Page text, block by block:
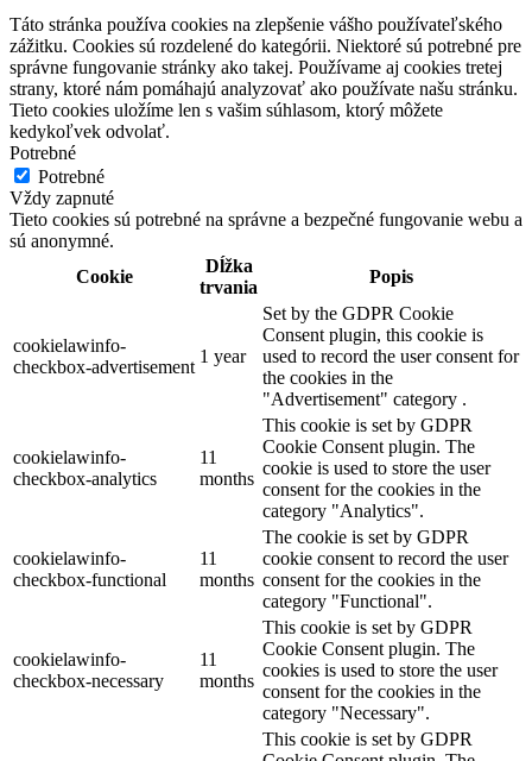
Táto stránka používa cookies na zlepšenie vášho používateľského
zážitku. Cookies sú rozdelené do kategórii. Niektoré sú potrebné pre
správne fungovanie stránky ako takej. Používame aj cookies tretej
strany, ktoré nám pomáhajú analyzovať ako používate našu stránku.
Tieto cookies uložíme len s vašim súhlasom, ktorý môžete
kedykoľvek odvolať.
Potrebné
Potrebné
Vždy zapnuté
Tieto cookies sú potrebné na správne a bezpečné fungovanie webu a
sú anonymné.
Cookie
Dĺžka
trvania
Popis
cookielawinfo-
checkbox-advertisement
1 year
Set by the GDPR Cookie
Consent plugin, this cookie is
used to record the user consent for
the cookies in the
"Advertisement" category .
cookielawinfo-
checkbox-analytics
11
months
This cookie is set by GDPR
Cookie Consent plugin. The
cookie is used to store the user
consent for the cookies in the
category "Analytics".
cookielawinfo-
checkbox-functional
11
months
The cookie is set by GDPR
cookie consent to record the user
consent for the cookies in the
category "Functional".
cookielawinfo-
checkbox-necessary
11
months
This cookie is set by GDPR
Cookie Consent plugin. The
cookies is used to store the user
consent for the cookies in the
category "Necessary".
This cookie is set by GDPR